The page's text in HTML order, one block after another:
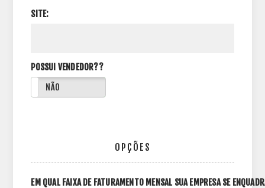
SITE:
POSSUI VENDEDOR??
NÃO
OPÇÕES
EM QUAL FAIXA DE FATURAMENTO MENSAL SUA EMPRESA SE